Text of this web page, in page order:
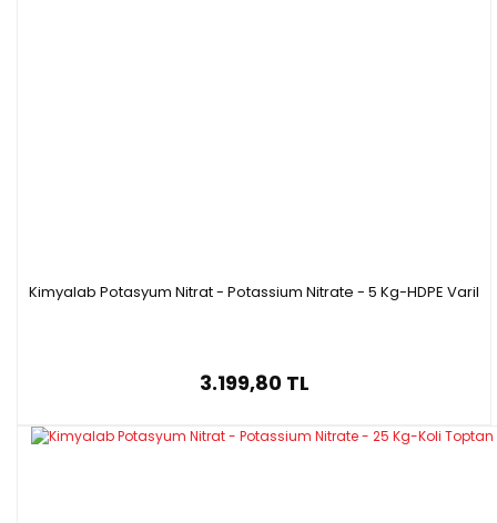
Kimyalab Potasyum Nitrat - Potassium Nitrate - 5 Kg-HDPE Varil
3.199,80 TL